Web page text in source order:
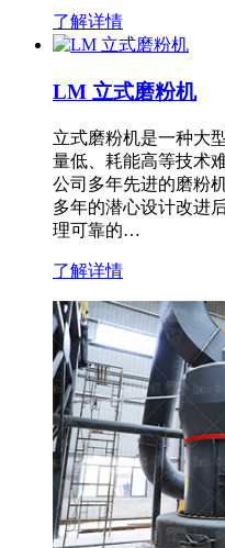
了解详情
LM 立式磨粉机
立式磨粉机是一种大
量低、耗能高等技术
公司多年先进的磨粉
多年的潜心设计改进
理可靠的…
了解详情